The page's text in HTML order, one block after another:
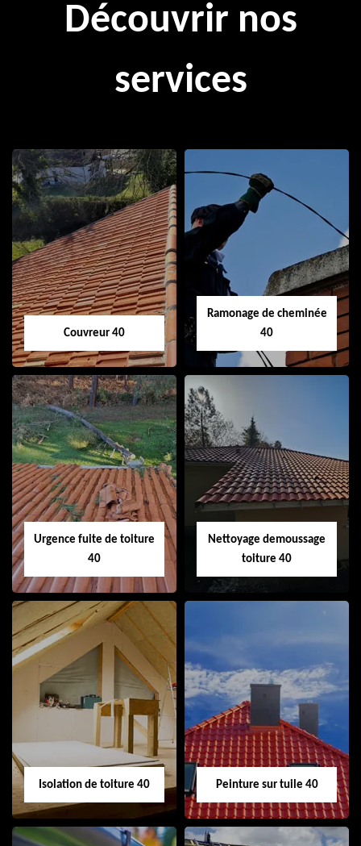
Découvrir nos
services
Couvreur 40
Couvreur 40
Ramonage de cheminée
40
Ramonage de
cheminée 40
Urgence fuite de toiture
40
Urgence fuite de
toiture 40
Nettoyage demoussage
toiture 40
Nettoyage
demoussage
toiture 40
Isolation de toiture 40 Peinture sur tuile 40